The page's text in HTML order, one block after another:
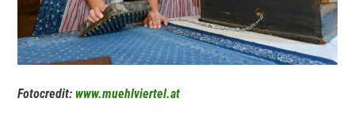
Fotocredit: www.muehlviertel.at